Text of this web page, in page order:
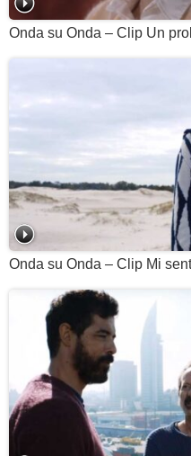
Onda su Onda – Clip Un
Onda su Onda – Clip Mi